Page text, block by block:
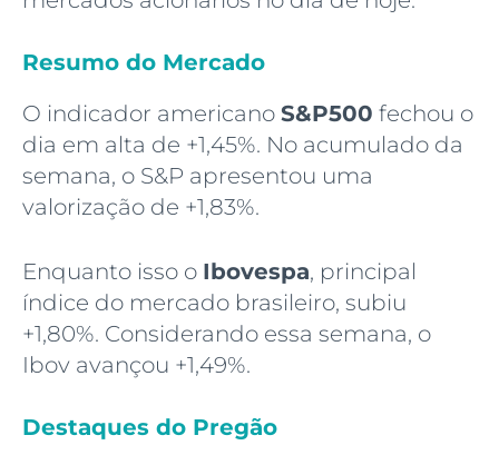
Resumo do Mercado
O indicador americano S&P500 fechou o
dia em alta de +1,45%. No acumulado da
semana, o S&P apresentou uma
valorização de +1,83%.
Enquanto isso o Ibovespa, principal
índice do mercado brasileiro, subiu
+1,80%. Considerando essa semana, o
Ibov avançou +1,49%.
Destaques do Pregão